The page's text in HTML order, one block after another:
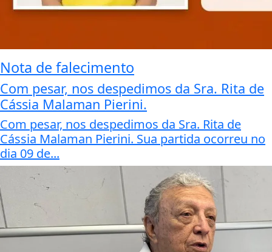
Nota de falecimento
Com pesar, nos despedimos da Sra. Rita de
Cássia Malaman Pierini.
Com pesar, nos despedimos da Sra. Rita de
Cássia Malaman Pierini. Sua partida ocorreu no
dia 09 de...